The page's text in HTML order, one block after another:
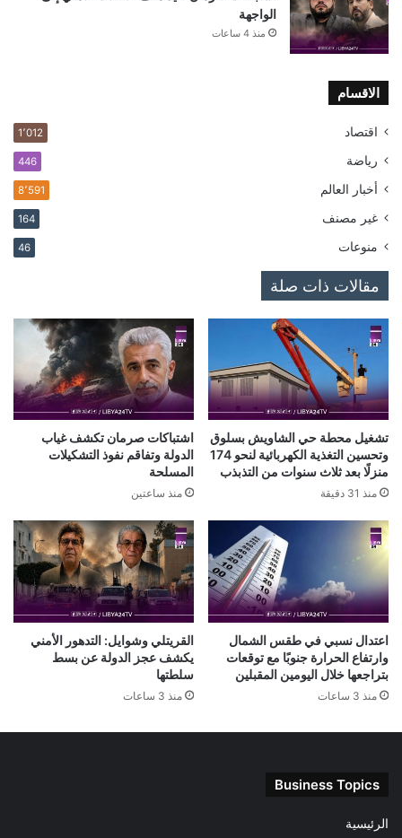
الواجهة
منذ 4 ساعات
الاقسام
اقتصاد 1٬012
رياضة 446
أخبار العالم 8٬591
غير مصنف 164
منوعات 46
مقالات ذات صلة
تشغيل محطة حي الشاويش بسلوق
وتحسين التغذية الكهربائية لنحو 174
منزلًا بعد ثلاث سنوات من التذبذب
منذ 31 دقيقة
اشتباكات صرمان تكشف غياب
الدولة وتفاقم نفوذ التشكيلات
المسلحة
منذ ساعتين
اعتدال نسبي في طقس الشمال
وارتفاع الحرارة جنوبًا مع توقعات
بتراجعها خلال اليومين المقبلين
منذ 3 ساعات
القريتلي وشوايل: التدهور الأمني
يكشف عجز الدولة عن بسط
سلطتها
منذ 3 ساعات
Business Topics
الرئيسية